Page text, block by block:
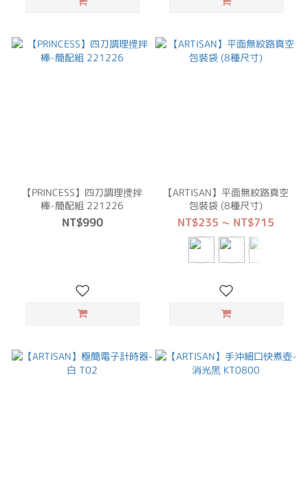
【PRINCESS】四刀調理攪拌
棒-簡配組 221226
NT$990
【ARTISAN】平面無紋路真空
包裝袋 (8種尺寸)
NT$235 ~ NT$715